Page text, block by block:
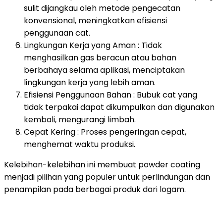
sulit dijangkau oleh metode pengecatan
konvensional, meningkatkan efisiensi
penggunaan cat.
Lingkungan Kerja yang Aman : Tidak
menghasilkan gas beracun atau bahan
berbahaya selama aplikasi, menciptakan
lingkungan kerja yang lebih aman.
Efisiensi Penggunaan Bahan : Bubuk cat yang
tidak terpakai dapat dikumpulkan dan digunakan
kembali, mengurangi limbah.
Cepat Kering : Proses pengeringan cepat,
menghemat waktu produksi.
Kelebihan-kelebihan ini membuat powder coating
menjadi pilihan yang populer untuk perlindungan dan
penampilan pada berbagai produk dari logam.